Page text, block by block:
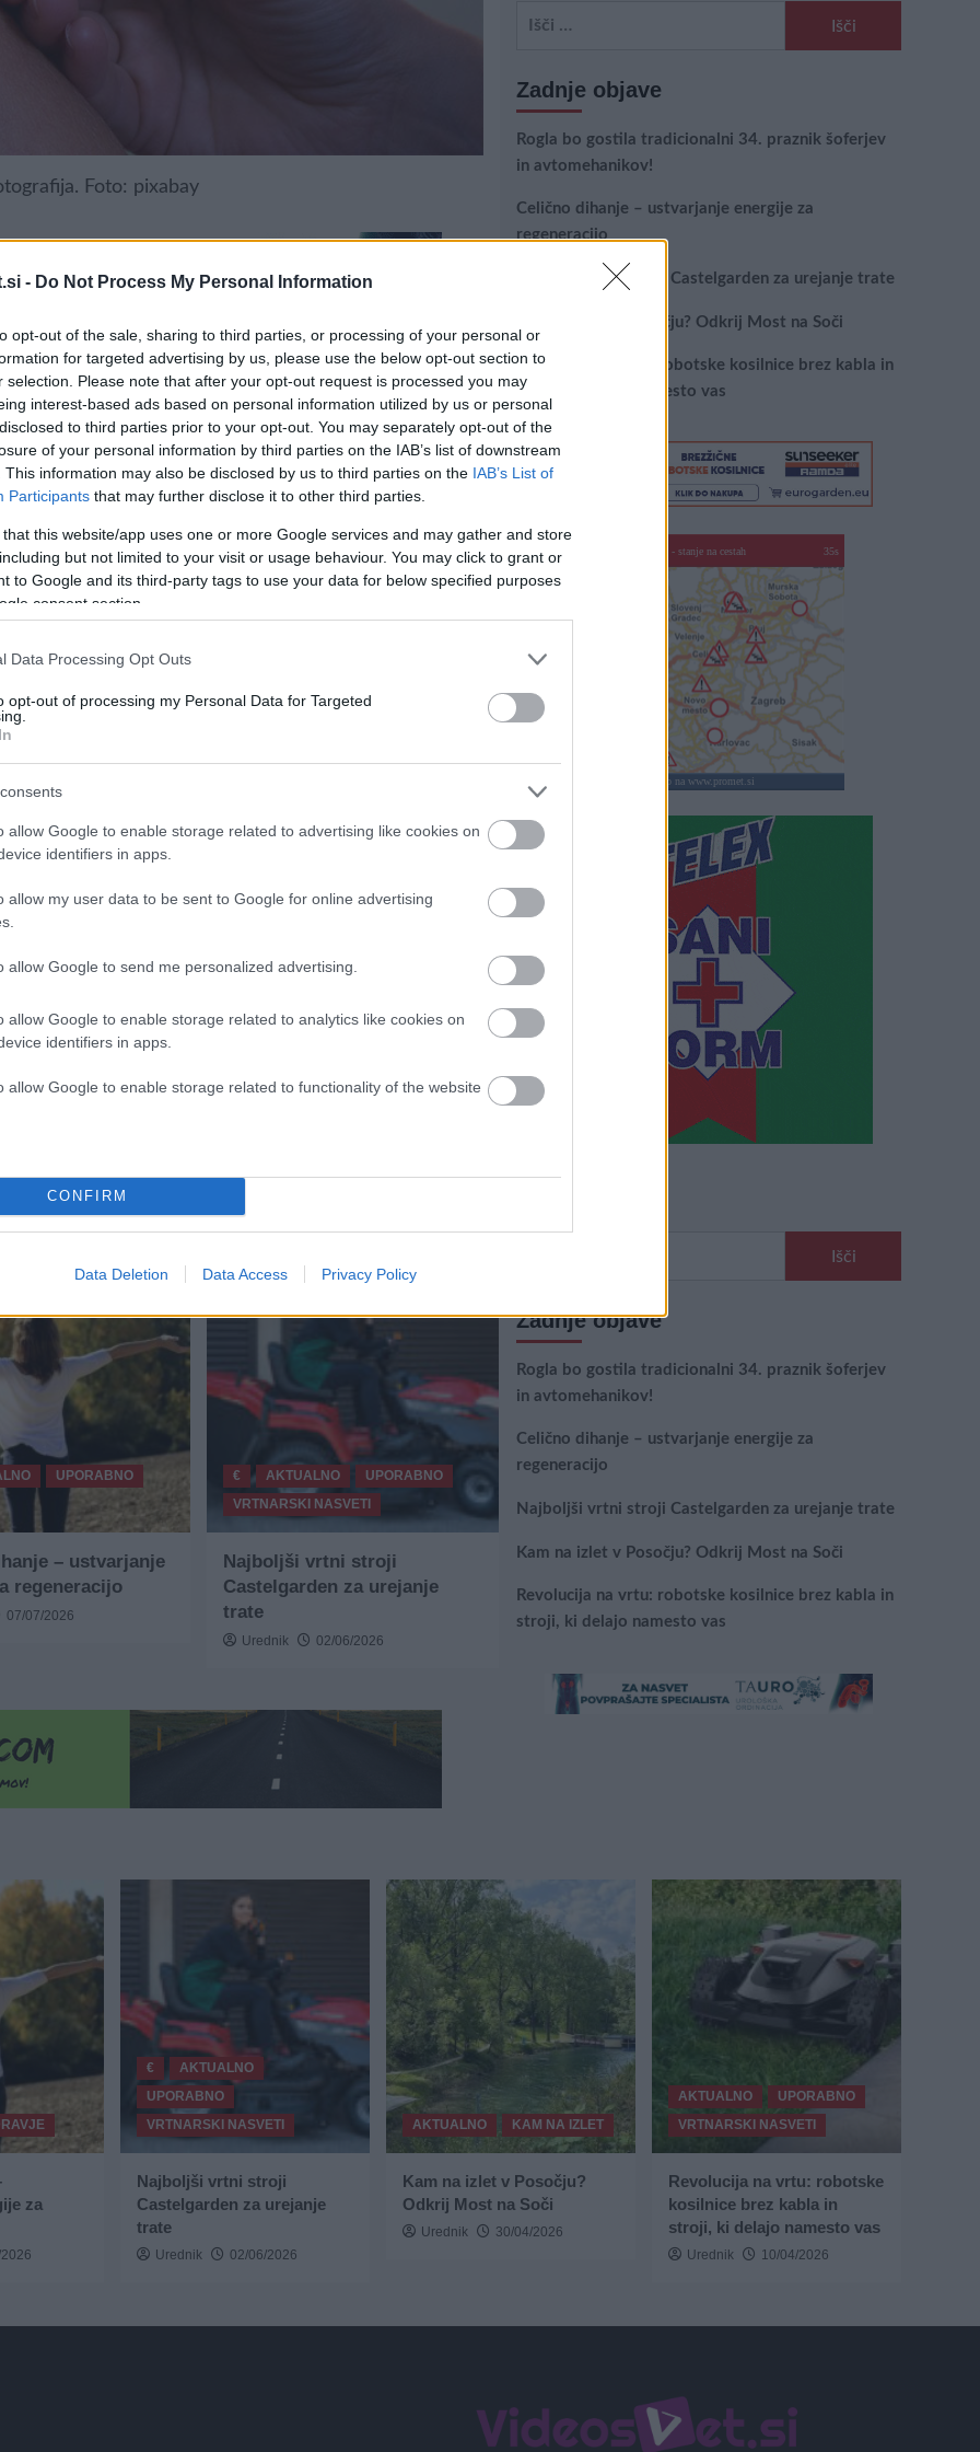
- Do Not Process My Personal Information
opt-out of the sale, sharing to third parties, or processing of your personal or
for targeted advertising by us, please use the below opt-out section to
selection. Please note that after your opt-out request is processed you may
interest-based ads based on personal information utilized by us or personal
to third parties prior to your opt-out. You may separately opt-out of the
of your personal information by third parties on the IAB’s list of downstream
This information may also be disclosed by us to third parties on the IAB’s List of
Participants that may further disclose it to other third parties.
that this website/app uses one or more Google services and may gather and store
but not limited to your visit or usage behaviour. You may click to grant or
to Google and its third-party tags to use your data for below specified purposes
consent section.
Data Processing Opt Outs
opt-out of processing my Personal Data for Targeted
allow Google to enable storage related to advertising like cookies on
identifiers in apps.
allow my user data to be sent to Google for online advertising
allow Google to send me personalized advertising.
allow Google to enable storage related to analytics like cookies on
identifiers in apps.
allow Google to enable storage related to functionality of the website
CONFIRM
Data Deletion Data Access Privacy Policy
Foto: pixabay
Nacionalnega inštituta za javno zdravje. Cepivo je
omikron XBB.1.5, in ga bodo v cepilne centre prvič
zbrati potrebno število odmerkov za cepljenje
zavodih. Prav tako so zdravstveni
naročil za cepljenje zgoraj omenjenih skupin na
cepiva
cepiva proti covidu-19. Ob tem je
približno 1,040.000 odmerkov preostalega cepiva
UPORABNO
– ustvarjanje
regeneracijo
07/07/2026
€ AKTUALNO
UPORABNO
VRTNARSKI NASVETI
Najboljši vrtni stroji
Castelgarden za urejanje
trate
Urednik 02/06/2026
Zadnje objave
Rogla bo gostila tradicionalni 34. praznik šoferjev
in avtomehanikov!
Celično dihanje – ustvarjanje energije za
regeneracijo
Najboljši vrtni stroji Castelgarden za urejanje trate
Kam na izlet v Posočju? Odkrij Most na Soči
Revolucija na vrtu: robotske kosilnice brez kabla in
stroji, ki delajo namesto vas
SLO - stanje na cestah 30s
klikni za vstop na www.promet.si
Zadnje objave
Rogla bo gostila tradicionalni 34. praznik šoferjev
in avtomehanikov!
Celično dihanje – ustvarjanje energije za
regeneracijo
Najboljši vrtni stroji Castelgarden za urejanje trate
Kam na izlet v Posočju? Odkrij Most na Soči
Revolucija na vrtu: robotske kosilnice brez kabla in
stroji, ki delajo namesto vas
za
€
AKTUALNO
UPORABNO
VRTNARSKI NASVETI
Najboljši vrtni stroji
Castelgarden za urejanje
trate
Urednik 02/06/2026
AKTUALNO KAM NA IZLET
Kam na izlet v Posočju?
Odkrij Most na Soči
Urednik 30/04/2026
AKTUALNO
UPORABNO
VRTNARSKI NASVETI
Revolucija na vrtu: robotske
kosilnice brez kabla in
stroji, ki delajo namesto vas
Urednik 10/04/2026